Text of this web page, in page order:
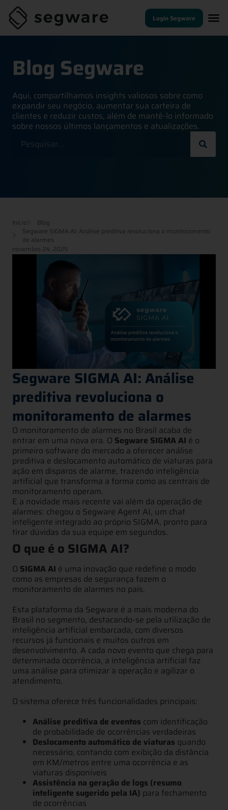
Login Segware
Blog Segware
Aqui, compartilhamos insights valiosos sobre como
expandir seu negócio, aumentar sua carteira de
clientes e reduzir custos, além de mantê-lo informado
sobre nossos últimos lançamentos e atualizações.
Início
Blog
Segware SIGMA AI: Análise preditiva revoluciona o monitoramento
de alarmes
novembro 24, 2025
Segware SIGMA AI: Análise
preditiva revoluciona o
monitoramento de alarmes
O monitoramento de alarmes no Brasil acaba de
entrar em uma nova era. O Segware SIGMA AI é o
primeiro software do mercado a oferecer análise
preditiva e deslocamento automático de viaturas para
ação em disparos de alarme, trazendo inteligência
artificial que transforma a forma como as centrais de
monitoramento operam.
E a novidade mais recente vai além da operação de
alarmes: chegou o Segware Agent AI, um chat
inteligente integrado ao próprio SIGMA, pronto para
tirar dúvidas da sua equipe em segundos.
O que é o SIGMA AI?
O SIGMA AI é uma inovação que redefine o modo
como as empresas de segurança fazem o
monitoramento de alarmes no país.
Esta plataforma da Segware é a mais moderna do
Brasil no segmento, destacando-se pela utilização de
inteligência artificial embarcada, com diversos
recursos já funcionais e muitos outros em
desenvolvimento. A cada novo evento que chega para
determinada ocorrência, a inteligência artificial faz
uma análise para otimizar a operação e agilizar o
atendimento.
O sistema oferece três funcionalidades principais:
Análise preditiva de eventos com identificação
de probabilidade de ocorrências verdadeiras
Deslocamento automático de viaturas quando
necessário, contando com exibição da distância
em KM/metros entre uma ocorrência e as
viaturas disponíveis
Assistência na geração de logs (resumo
inteligente sugerido pela IA) para fechamento
de ocorrências